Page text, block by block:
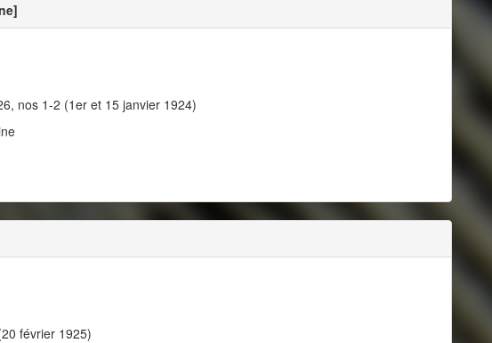
nos 1-2 (1er et 15 janvier 1924)
février 1925)